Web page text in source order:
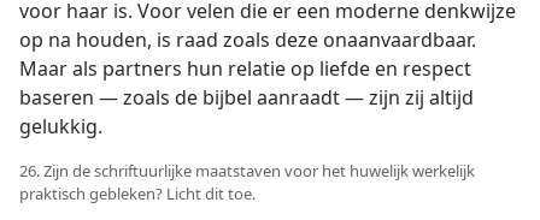
voor haar is. Voor velen die er een moderne denkwijze
op na houden, is raad zoals deze onaanvaardbaar.
Maar als partners hun relatie op liefde en respect
baseren — zoals de bijbel aanraadt — zijn zij altijd
gelukkig.
26. Zijn de schriftuurlijke maatstaven voor het huwelijk werkelijk
praktisch gebleken? Licht dit toe.